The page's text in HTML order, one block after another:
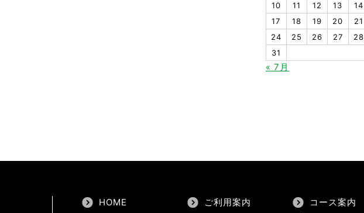
10
11 12 13 14
17
18 19 20 21
24
25 26 27 28
31
« 7月
HOME
ご利用案内
コース案内